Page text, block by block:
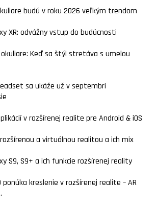
budú v roku 2026 veľkým trendom
XR: odvážny vstup do budúcnosti
Keď sa štýl stretáva s umelou
sa ukáže už v septembri
v rozšírenej realite pre Android & iOS
a virtuálnou realitou a ich mix
S9, S9+ a ich funkcie rozšírenej reality
ponúka kreslenie v rozšírenej realite – AR